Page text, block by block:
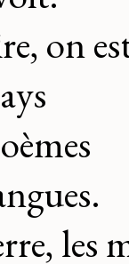
on
les